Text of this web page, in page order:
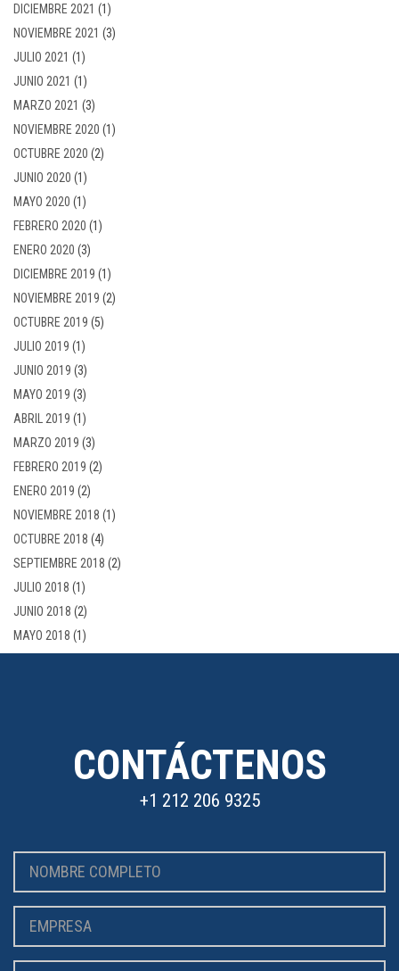
DICIEMBRE 2021 (1)
NOVIEMBRE 2021 (3)
JULIO 2021 (1)
JUNIO 2021 (1)
MARZO 2021 (3)
NOVIEMBRE 2020 (1)
OCTUBRE 2020 (2)
JUNIO 2020 (1)
MAYO 2020 (1)
FEBRERO 2020 (1)
ENERO 2020 (3)
DICIEMBRE 2019 (1)
NOVIEMBRE 2019 (2)
OCTUBRE 2019 (5)
JULIO 2019 (1)
JUNIO 2019 (3)
MAYO 2019 (3)
ABRIL 2019 (1)
MARZO 2019 (3)
FEBRERO 2019 (2)
ENERO 2019 (2)
NOVIEMBRE 2018 (1)
OCTUBRE 2018 (4)
SEPTIEMBRE 2018 (2)
JULIO 2018 (1)
JUNIO 2018 (2)
MAYO 2018 (1)
CONTÁCTENOS
+1 212 206 9325